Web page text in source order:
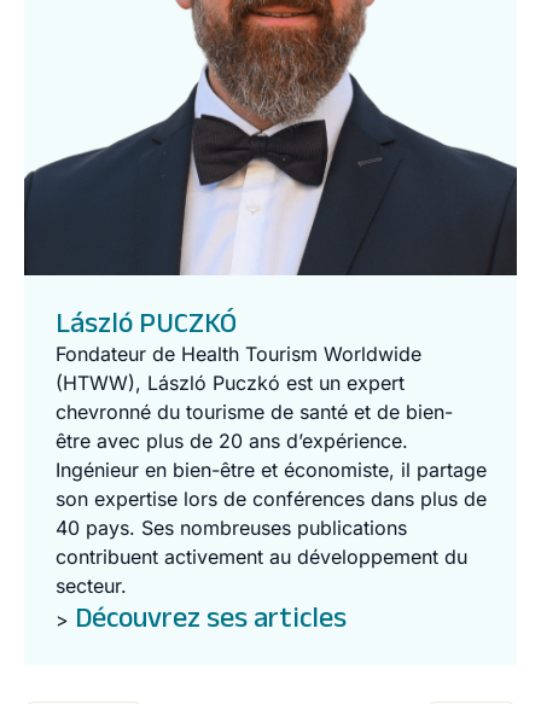
László PUCZKÓ
Fondateur de Health Tourism Worldwide
(HTWW), László Puczkó est un expert
chevronné du tourisme de santé et de bien-
être avec plus de 20 ans d’expérience.
Ingénieur en bien-être et économiste, il partage
son expertise lors de conférences dans plus de
40 pays. Ses nombreuses publications
contribuent activement au développement du
secteur.
> Découvrez ses articles